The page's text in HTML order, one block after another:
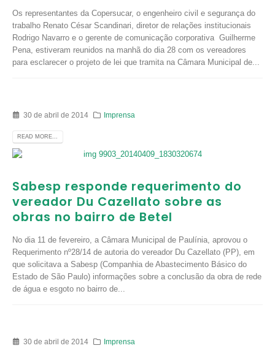
Os representantes da Copersucar, o engenheiro civil e segurança do
trabalho Renato César Scandinari, diretor de relações institucionais
Rodrigo Navarro e o gerente de comunicação corporativa Guilherme
Pena, estiveram reunidos na manhã do dia 28 com os vereadores
para esclarecer o projeto de lei que tramita na Câmara Municipal de...
30 de abril de 2014 Imprensa
READ MORE...
Sabesp responde requerimento do
vereador Du Cazellato sobre as
obras no bairro de Betel
No dia 11 de fevereiro, a Câmara Municipal de Paulínia, aprovou o
Requerimento nº28/14 de autoria do vereador Du Cazellato (PP), em
que solicitava a Sabesp (Companhia de Abastecimento Básico do
Estado de São Paulo) informações sobre a conclusão da obra de rede
de água e esgoto no bairro de...
30 de abril de 2014 Imprensa